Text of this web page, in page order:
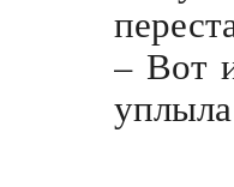
– Вот